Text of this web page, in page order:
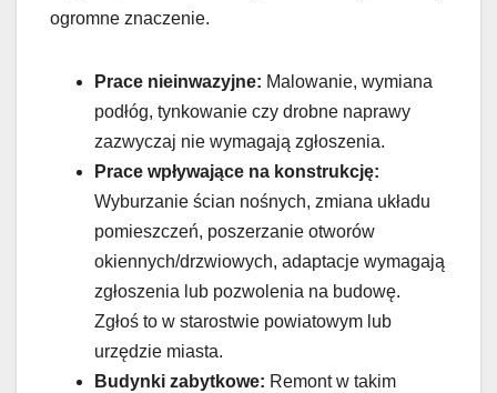
ogromne znaczenie.
Prace nieinwazyjne: Malowanie, wymiana
podłóg, tynkowanie czy drobne naprawy
zazwyczaj nie wymagają zgłoszenia.
Prace wpływające na konstrukcję:
Wyburzanie ścian nośnych, zmiana układu
pomieszczeń, poszerzanie otworów
okiennych/drzwiowych, adaptacje wymagają
zgłoszenia lub pozwolenia na budowę.
Zgłoś to w starostwie powiatowym lub
urzędzie miasta.
Budynki zabytkowe: Remont w takim